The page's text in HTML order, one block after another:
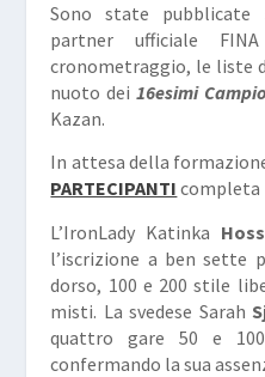
Sono state
partner ufficiale
cronometraggio, le liste
nuoto dei16esimi
Kazan.
In attesa della
PARTECIPANTI completa
L’IronLady Katinka
l’iscrizione a ben sette
dorso, 100 e 200 stile
misti. La svedese Sarah
quattro gare 50 e
confermando la sua